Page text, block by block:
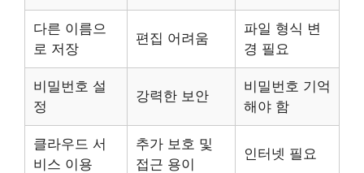
다른 이름으
로 저장
편집 어려움
파일 형식 변
경 필요
비밀번호 설
정
강력한 보안
비밀번호 기억
해야 함
클라우드 서
비스 이용
추가 보호 및
접근 용이
인터넷 필요